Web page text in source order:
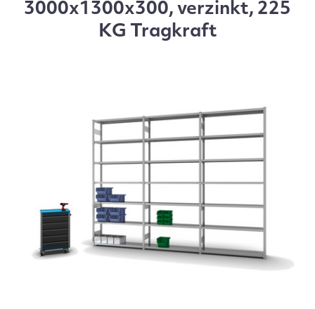
3000x1300x300, verzinkt, 225
KG Tragkraft